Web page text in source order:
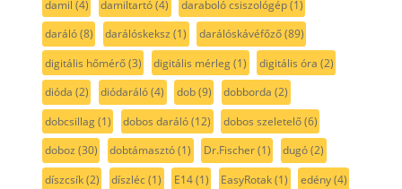
damil (4) damiltartó(4) daraboló csiszológép(1)
daráló(8) darálóskeksz (1) darálóskávéfőző(89)
digitális hőmérő(3) digitális mérleg(1) digitális óra (2)
dióda (2) diódaráló(4) dob(9) dobborda (2)
dobcsillag(1) dobos daráló(12) dobos szeletelő(6)
doboz (30) dobtámasztó(1) Dr.Fischer(1) dugó(2)
díszcsík(2) díszléc(1) E14(1) EasyRotak(1) edény(4)